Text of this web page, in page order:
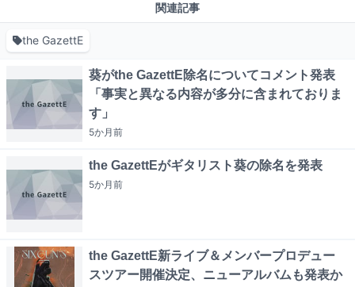
関連記事
the GazettE
葵がthe GazettE除名についてコメント発表
「事実と異なる内容が多分に含まれておりま
す」
5か月前
the GazettEがギタリスト葵の除名を発表
5か月前
the GazettE新ライブ＆メンバープロデュー
スツアー開催決定、ニューアルバムも発表か